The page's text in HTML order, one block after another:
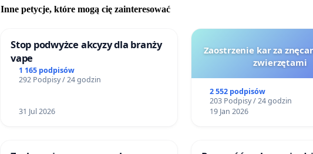
Inne petycje, które mogą cię zainteresować
Stop podwyżce akcyzy dla branży
vape
1 165 podpisów
292 Podpisy / 24 godzin
31 Jul 2026
Zaostrzenie kar za
zwierzętami
2 552 podpisów
203 Podpisy / 24 godzin
19 Jan 2026